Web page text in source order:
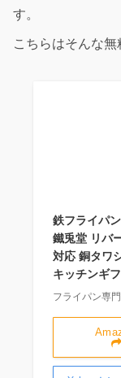
す。
こちらはそんな
鉄フライパ
鐵兎堂 リバ
対応 銅タワ
キッチンギ
フライパン専